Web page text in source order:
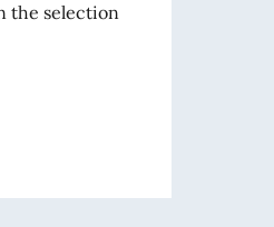
BY THE ITALIAN
the selection